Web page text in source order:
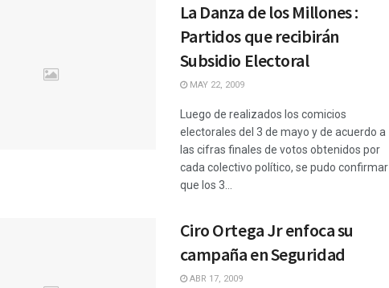
La Danza de los Millones :
Partidos que recibirán
Subsidio Electoral
MAY 22, 2009
Luego de realizados los comicios
electorales del 3 de mayo y de acuerdo a
las cifras finales de votos obtenidos por
cada colectivo político, se pudo confirmar
que los 3...
Ciro Ortega Jr enfoca su
campaña en Seguridad
ABR 17, 2009